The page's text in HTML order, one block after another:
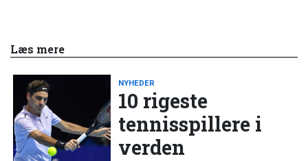
Læs mere
NYHEDER
10 rigeste
tennisspillere i
verden